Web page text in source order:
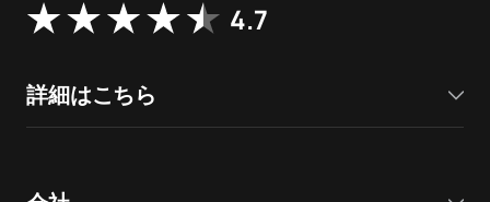
4.7
詳細はこちら